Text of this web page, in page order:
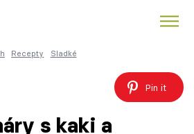
Recepty Sladké
Pin it
s kaki a